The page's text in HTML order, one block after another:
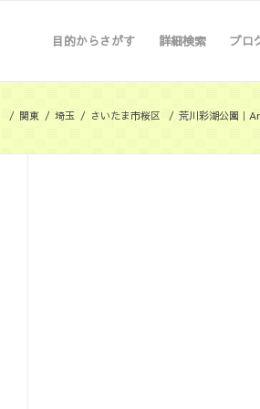
目的からさがす 詳細検索 ブロ
/ 関東 / 埼玉 / さいたま市桜区 / 荒川彩湖公園｜